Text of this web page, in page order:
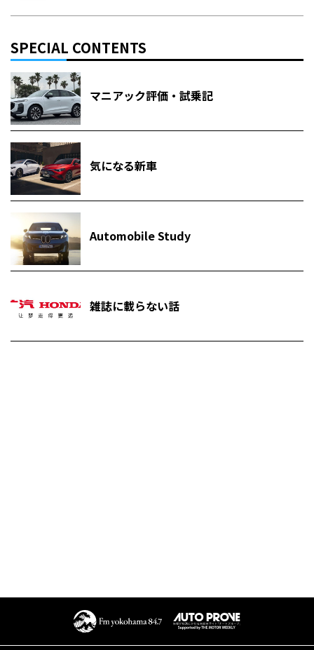
SPECIAL CONTENTS
マニアック評価・試乗記
気になる新車
Automobile Study
雑誌に載らない話